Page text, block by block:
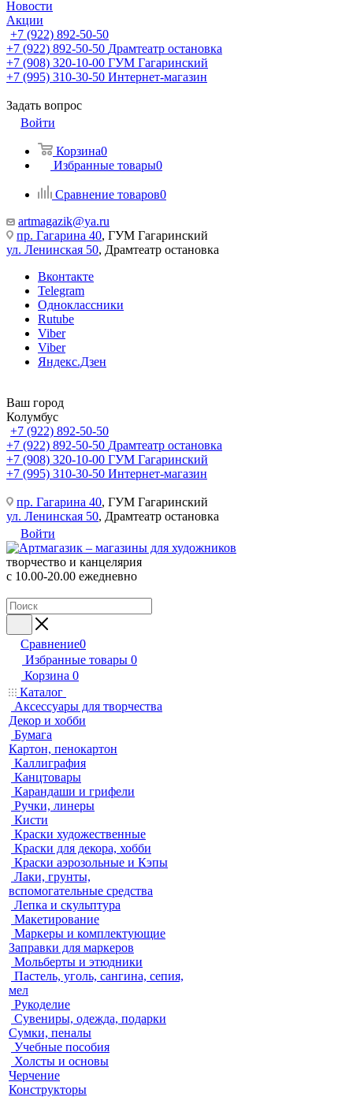
Новости
Акции
+7 (922) 892-50-50
+7 (922) 892-50-50 Драмтеатр остановка
+7 (908) 320-10-00 ГУМ Гагаринский
+7 (995) 310-30-50 Интернет-магазин
Задать вопрос
Войти
Корзина0
Избранные товары0
Сравнение товаров0
artmagazik@ya.ru
пр. Гагарина 40, ГУМ Гагаринский
ул. Ленинская 50, Драмтеатр остановка
Вконтакте
Telegram
Одноклассники
Rutube
Viber
Viber
Яндекс.Дзен
Ваш город
Колумбус
+7 (922) 892-50-50
+7 (922) 892-50-50 Драмтеатр остановка
+7 (908) 320-10-00 ГУМ Гагаринский
+7 (995) 310-30-50 Интернет-магазин
пр. Гагарина 40, ГУМ Гагаринский
ул. Ленинская 50, Драмтеатр остановка
Войти
творчество и канцелярия
с 10.00-20.00 ежедневно
Сравнение0
Избранные товары 0
Корзина 0
Каталог
Аксессуары для творчества
Декор и хобби
Бумага
Картон, пенокартон
Каллиграфия
Канцтовары
Карандаши и грифели
Ручки, линеры
Кисти
Краски художественные
Краски для декора, хобби
Краски аэрозольные и Кэпы
Лаки, грунты,
вспомогательные средства
Лепка и скульптура
Макетирование
Маркеры и комплектующие
Заправки для маркеров
Мольберты и этюдники
Пастель, уголь, сангина, сепия,
мел
Рукоделие
Сувениры, одежда, подарки
Сумки, пеналы
Учебные пособия
Холсты и основы
Черчение
Конструкторы